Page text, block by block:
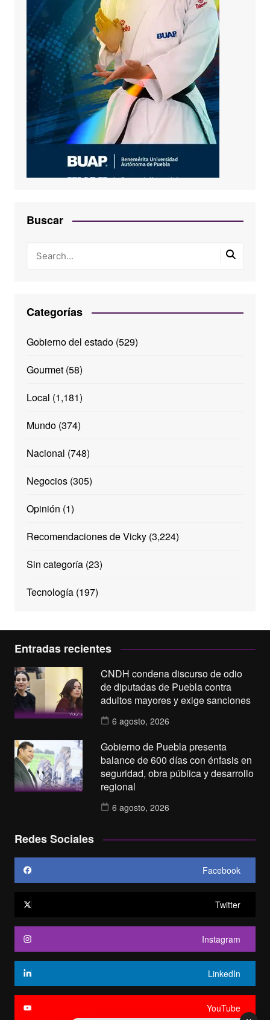
Buscar
Categorías
Gobierno del estado(529)
Gourmet(58)
Local (1,181)
Mundo(374)
Nacional (748)
Negocios(305)
Opinión (1)
Recomendaciones de Vicky(3,224)
Sin categoría(23)
Tecnología(197)
Entradas recientes
CNDH condena discurso de odio
de diputadas de Puebla contra
adultos mayores y exige sanciones
6 agosto, 2026
Gobierno de Puebla presenta
balance de 600 días con énfasis en
seguridad, obra pública y desarrollo
regional
6 agosto, 2026
Redes Sociales
Facebook
Twitter
Instagram
LinkedIn
YouTube